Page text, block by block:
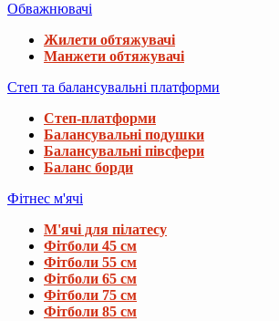
Обважнювачі
Жилети обтяжувачі
Манжети обтяжувачі
Степ та балансувальні платформи
Степ-платформи
Балансувальні подушки
Балансувальні півсфери
Баланс борди
Фітнес м'ячі
М'ячі для пілатесу
Фітболи 45 см
Фітболи 55 см
Фітболи 65 см
Фітболи 75 см
Фітболи 85 см